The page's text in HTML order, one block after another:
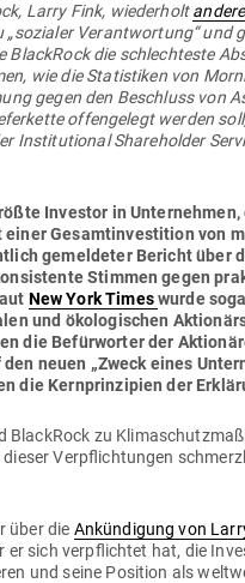
Larry Fink, wie­derholt
„sozialer Ver­ant­wortung“ und
BlackRock die schlech­teste
wie die Sta­tis­tiken von
gegen den Beschluss von
offen­gelegt werden
Insti­tu­tional Share­holder
Investor in
Gesamt­in­ves­tition von
gemel­deter Bericht über
Stimmen gegen
New York Timeswurde
und öko­lo­gi­schen
die Befür­worter der
neuen „Zweck eines
die Kern­prin­zipien der
BlackRock zu
Ver­pflich­tungen
über die Ankün­digung von
er sich ver­pflichtet hat, die
und seine Position als